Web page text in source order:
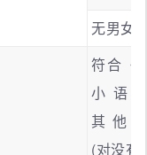
无男女
符合《
小语
其他
(对没有